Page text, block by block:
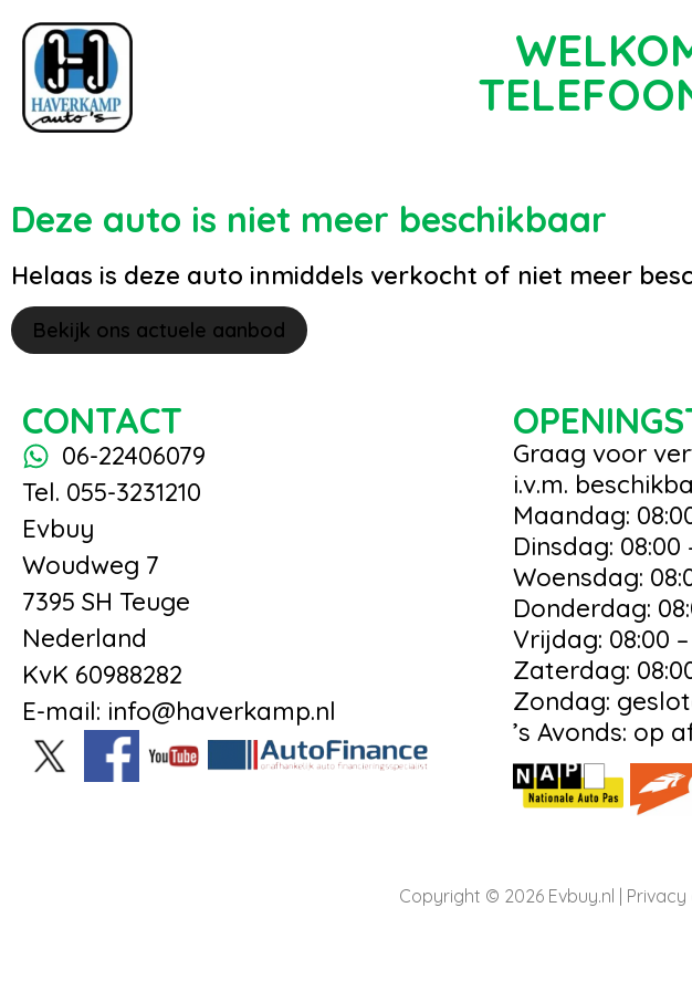
Deze auto is niet meer beschikbaar
Helaas is deze auto inmiddels verkocht of niet meer
Bekijk ons actuele aanbod
CONTACT
06-22406079
Tel. 055-3231210
Evbuy
Woudweg 7
7395 SH Teuge
Nederland
KvK 60988282
E-mail: info@haverkamp.nl
Graag voor
i.v.m.
Maandag:
Dinsdag: 08:00
Woensdag:
Donderdag:
Vrijdag: 08:00 –
Zaterdag:
Zondag:
’s Avonds: op
Copyright © 2026 Evbuy.nl | Privacy